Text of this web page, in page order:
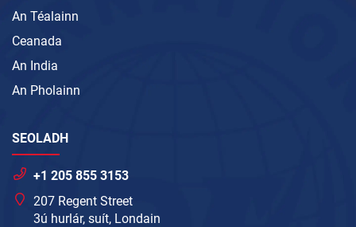
An Téalainn
Ceanada
An India
An Pholainn
SEOLADH
+1 205 855 3153
207 Regent Street
3ú hurlár, suít, Londain